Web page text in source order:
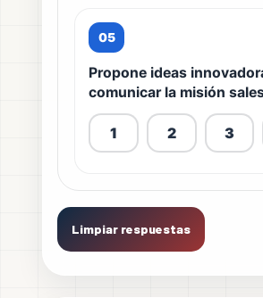
05
Propone ideas
comunicar la misión
1 2 3
Limpiar respuestas